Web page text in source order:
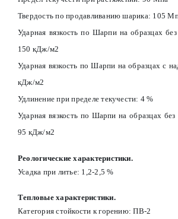
Твердость по продавливанию шарика: 105
Ударная вязкость по Шарпи на образцах
150 кДж/м2
Ударная вязкость по Шарпи на образцах с
кДж/м2
Удлинение при пределе текучести: 4 %
Ударная вязкость по Шарпи на образцах
95 кДж/м2
Реологические характеристики.
Усадка при литье: 1,2-2,5 %
Тепловые характеристики.
Категория стойкости к горению: ПВ-2